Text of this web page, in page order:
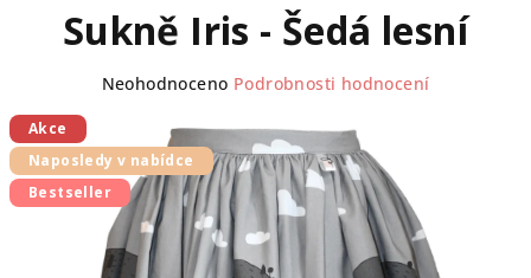
košík
Sukně Iris - Šedá lesní
produktu
je
0,0
z
Neohodnoceno Podrobnosti hodnocení
Akce
Naposledy v nabídce
Bestseller